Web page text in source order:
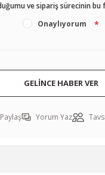
ve sipariş sürecinin bu
Onaylıyorum
*
GELİNCE HABER VER
Paylaş Yorum Yaz